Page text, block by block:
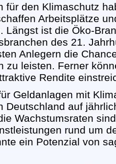
für den Klimaschutz
Arbeitsplätze
Längst ist die Öko-
des 21.
Anlegern die
zu leisten. Ferner
Rendite
Geldanlagen mit
Deutschland auf
Wachstumsraten
rund um
ein Potenzial von